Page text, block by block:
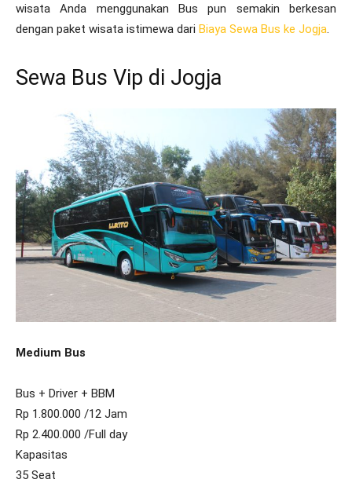
wisata Anda menggunakan Bus pun semakin berkesan
dengan paket wisata istimewa dari Biaya Sewa Bus ke Jogja.
Sewa Bus Vip di Jogja
Medium Bus
Bus + Driver + BBM
Rp 1.800.000 /12 Jam
Rp 2.400.000 /Full day
Kapasitas
35 Seat